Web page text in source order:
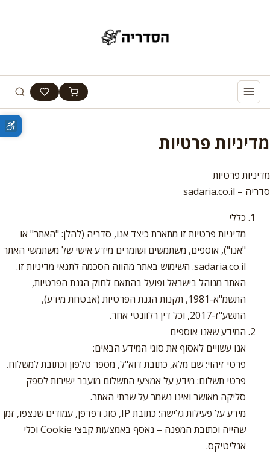
מדיניות פרטיות
מדיניות פרטיות
סדריה – sadaria.co.il
כללי
מדיניות פרטיות זו מתארת כיצד אנו, סדריה (להלן: "האתר" או
"אנו"), אוספים, משתמשים ושומרים מידע אישי של משתמשי האתר
sadaria.co.il. השימוש באתר מהווה הסכמה לתנאי מדיניות זו.
האתר מנוהל בישראל ופועל בהתאם לחוק הגנת הפרטיות,
התשמ"א-1981, תקנות הגנת הפרטיות (אבטחת מידע),
התשע"ז-2017, וכל דין רלוונטי אחר.
המידע שאנו אוספים
אנו עשויים לאסוף את סוגי המידע הבאים:
פרטי זיהוי: שם מלא, כתובת דוא"ל, מספר טלפון וכתובת למשלוח.
פרטי תשלום: מידע על אמצעי התשלום מועבר ישירות לספק
סליקה מאושר ואינו נשמר על שרתי האתר.
מידע על פעילות גלישה: כתובת IP, סוג דפדפן, עמודים שנצפו, זמן
שהייה וכתובת המפנה – נאסף באמצעות קבצי Cookie וכלי
אנליטיקס.